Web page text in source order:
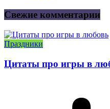
Свежие комментарии
Праздники
Цитаты про игры в